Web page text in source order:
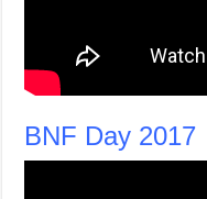
BNF Day 2017